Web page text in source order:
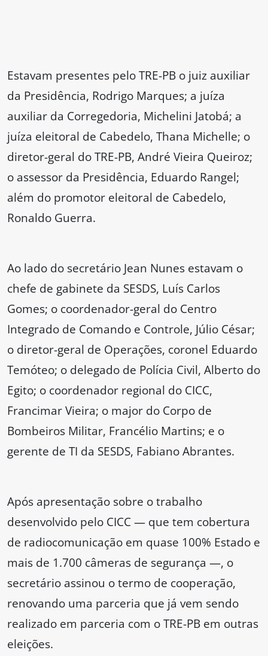
Estavam presentes pelo TRE-PB o juiz auxiliar
da Presidência, Rodrigo Marques; a juíza
auxiliar da Corregedoria, Michelini Jatobá; a
juíza eleitoral de Cabedelo, Thana Michelle; o
diretor-geral do TRE-PB, André Vieira Queiroz;
o assessor da Presidência, Eduardo Rangel;
além do promotor eleitoral de Cabedelo,
Ronaldo Guerra.
Ao lado do secretário Jean Nunes estavam o
chefe de gabinete da SESDS, Luís Carlos
Gomes; o coordenador-geral do Centro
Integrado de Comando e Controle, Júlio César;
o diretor-geral de Operações, coronel Eduardo
Temóteo; o delegado de Polícia Civil, Alberto do
Egito; o coordenador regional do CICC,
Francimar Vieira; o major do Corpo de
Bombeiros Militar, Francélio Martins; e o
gerente de TI da SESDS, Fabiano Abrantes.
Após apresentação sobre o trabalho
desenvolvido pelo CICC — que tem cobertura
de radiocomunicação em quase 100% Estado e
mais de 1.700 câmeras de segurança —, o
secretário assinou o termo de cooperação,
renovando uma parceria que já vem sendo
realizado em parceria com o TRE-PB em outras
eleições.